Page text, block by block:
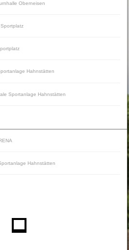
Oberneisen
Sportplatz
Hahnstätten
Sportanlage Hahnstätten
Hahnstätten